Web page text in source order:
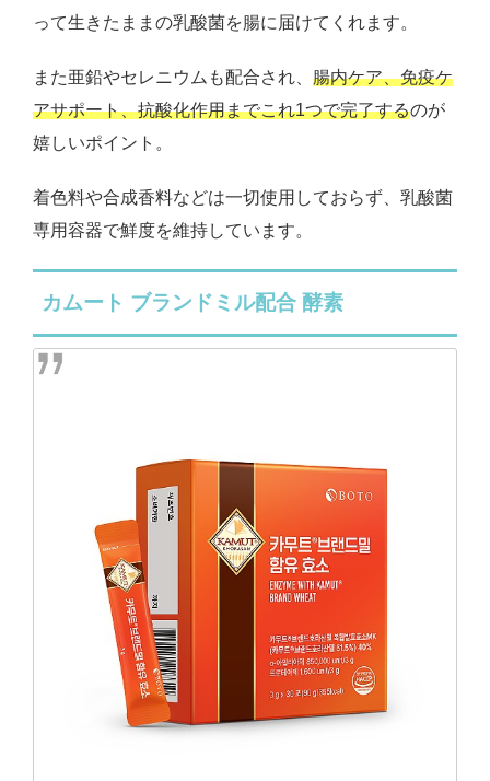
って生きたままの乳酸菌を腸に届けてくれます。
また亜鉛やセレニウムも配合され、 腸内ケア、免疫ケ
アサポート、抗酸化作用までこれ1つで完了するのが
嬉しいポイント。
着色料や合成香料などは一切使用しておらず、乳酸菌
専用容器で鮮度を維持しています。
カムート ブランドミル配合 酵素